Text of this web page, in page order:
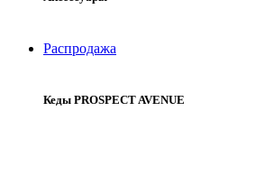
Распродажа
Кеды PROSPECT AVENUE